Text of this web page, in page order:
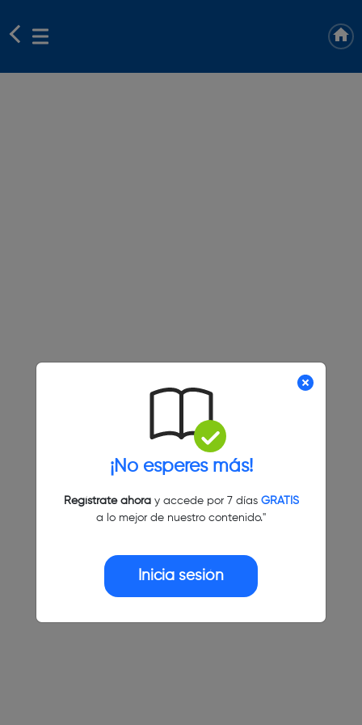
¡No esperes más!
Regístrate ahoray accede por 7 días GRATIS
a lo mejor de nuestro contenido."
Inicia sesión